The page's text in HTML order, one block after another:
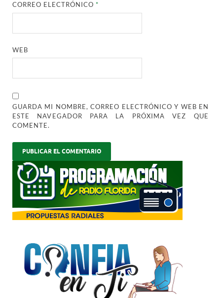
CORREO ELECTRÓNICO*
WEB
GUARDA MI NOMBRE, CORREO ELECTRÓNICO Y WEB EN
ESTE NAVEGADOR PARA LA PRÓXIMA VEZ QUE
COMENTE.